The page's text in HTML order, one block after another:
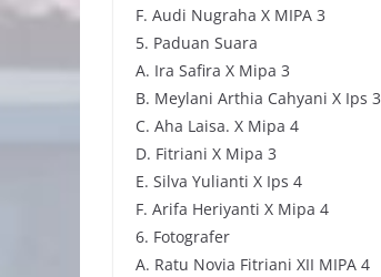
F. Audi Nugraha X MIPA 3
5. Paduan Suara
A. Ira Safira X Mipa 3
B. Meylani Arthia Cahyani X Ips 3
C. Aha Laisa. X Mipa 4
D. Fitriani X Mipa 3
E. Silva Yulianti X Ips 4
F. Arifa Heriyanti X Mipa 4
6. Fotografer
A. Ratu Novia Fitriani XII MIPA 4